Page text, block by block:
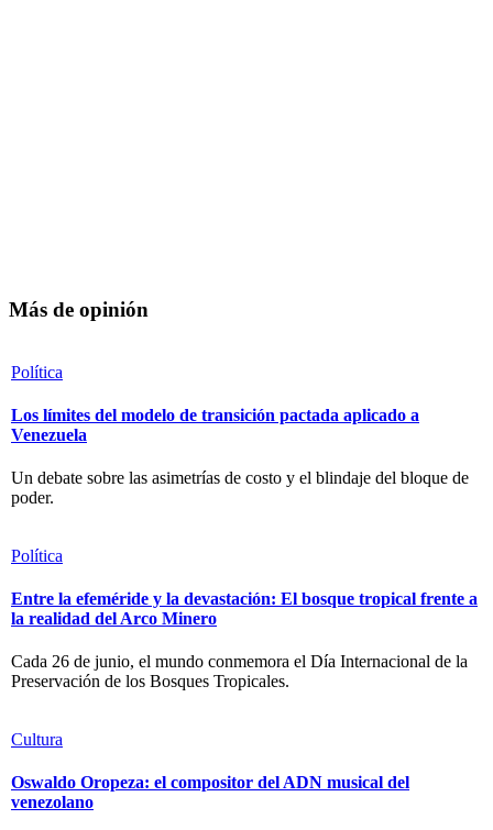
Más de opinión
Política
Los límites del modelo de transición pactada aplicado a
Venezuela
Un debate sobre las asimetrías de costo y el blindaje del bloque de
poder.
Política
Entre la efeméride y la devastación: El bosque tropical frente a
la realidad del Arco Minero
Cada 26 de junio, el mundo conmemora el Día Internacional de la
Preservación de los Bosques Tropicales.
Cultura
Oswaldo Oropeza: el compositor del ADN musical del
venezolano